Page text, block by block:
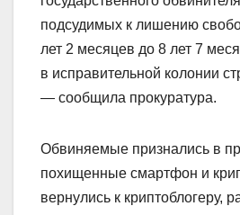
подсудимых к лишению
лет 2 месяцев до 8 лет 7
в исправительной колонии
— сообщила прокуратура.
Обвиняемые признались в
похищенные смартфон и
вернулись к криптоблогеру,